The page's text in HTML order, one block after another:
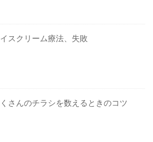
スクリーム療法、失敗
さんのチラシを数えるときのコツ